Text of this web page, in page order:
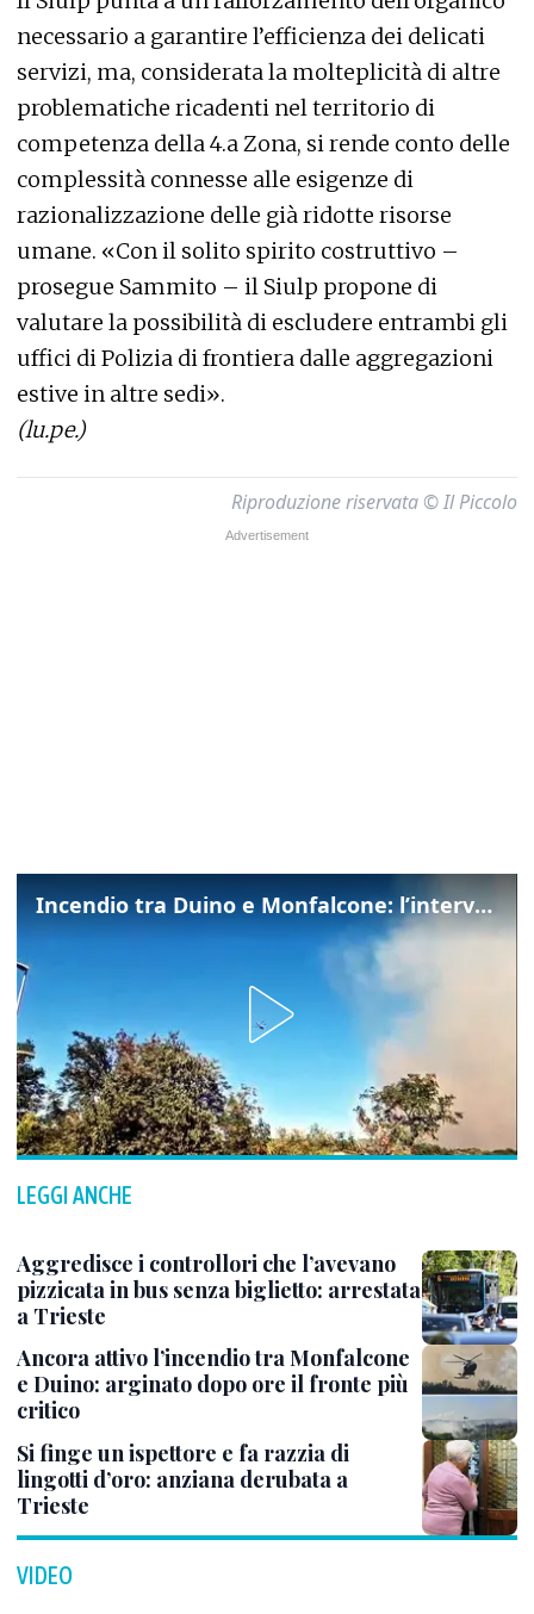
necessario a garantire l’efficienza dei delicati
servizi, ma, considerata la molteplicità di altre
problematiche ricadenti nel territorio di
competenza della 4.a Zona, si rende conto delle
complessità connesse alle esigenze di
razionalizzazione delle già ridotte risorse
umane. «Con il solito spirito costruttivo –
prosegue Sammito – il Siulp propone di
valutare la possibilità di escludere entrambi gli
uffici di Polizia di frontiera dalle aggregazioni
estive in altre sedi».
(lu.pe.)
Riproduzione riservata © Il Piccolo
Incendio tra Duino e Monfalcone: l’intervento dei vigili del fuoco
LEGGI ANCHE
Aggredisce i controllori che l’avevano
pizzicata in bus senza biglietto: arrestata
a Trieste
Ancora attivo l’incendio tra Monfalcone
e Duino: arginato dopo ore il fronte più
critico
Si finge un ispettore e fa razzia di
lingotti d’oro: anziana derubata a
Trieste
VIDEO